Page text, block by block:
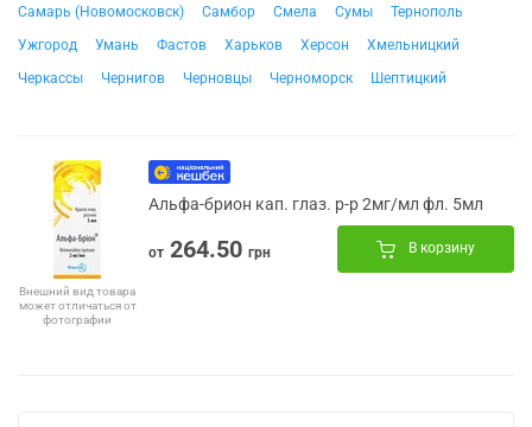
Самарь (Новомосковск)
Самбор Смела Сумы
Тернополь
Ужгород
Умань Фастов Харьков Херсон
Хмельницкий
Черкассы
Чернигов Черновцы Черноморск Шептицкий
Внешний вид товара
может отличаться от
фотографии
Альфа-брион кап. глаз. р-р 2мг/мл фл. 5мл
от 264.50 грн В корзину